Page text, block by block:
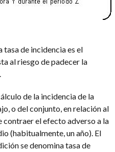
tasa de incidencia es el
al riesgo de padecer la
de la incidencia de la
o del conjunto, en relación al
el efecto adverso a la
(habitualmente, un año). El
se denomina tasa de